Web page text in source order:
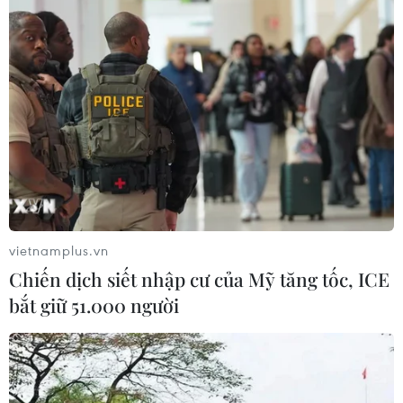
Liệu pháp miễn dịch mở ra hướng
điều trị bệnh Alzheimer
16/07/2026 23:00
Đồng Tháp: Cấy mô mở hướng nâng
tầm ngành hàng hoa cảnh Sa Đéc
16/07/2026 01:20
Đột phá dùng ánh sáng "đánh thức"
tế bào ung thư ngủ đông
06/07/2026 02:08
vietnamplus.vn
Chiến dịch siết nhập cư của Mỹ tăng tốc, ICE
bắt giữ 51.000 người